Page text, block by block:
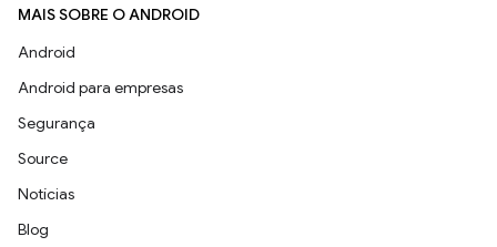
MAIS SOBRE O ANDROID
Android
Android para empresas
Segurança
Source
Notícias
Blog